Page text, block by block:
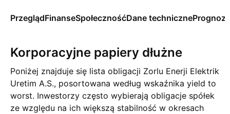
PrzeglądFinanseSpołecznośćDane technicznePrognozy
Korporacyjne papiery dłużne
Poniżej znajduje się lista obligacji Zorlu Enerji Elektrik
Uretim A.S., posortowana według wskaźnika yield to
worst. Inwestorzy często wybierają obligacje spółek
ze względu na ich większą stabilność w okresach